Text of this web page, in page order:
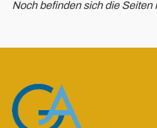
Noch befinden sich die